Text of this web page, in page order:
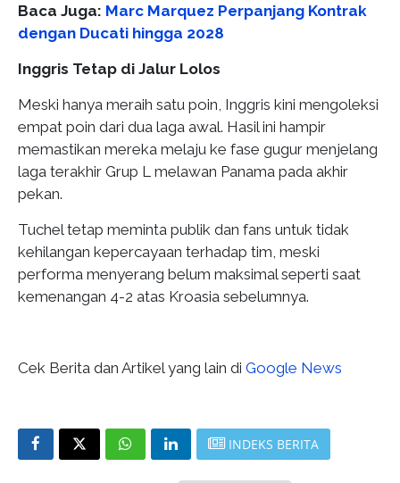
Baca Juga: Marc Marquez Perpanjang Kontrak
dengan Ducati hingga 2028
Inggris Tetap di Jalur Lolos
Meski hanya meraih satu poin, Inggris kini mengoleksi
empat poin dari dua laga awal. Hasil ini hampir
memastikan mereka melaju ke fase gugur menjelang
laga terakhir Grup L melawan Panama pada akhir
pekan.
Tuchel tetap meminta publik dan fans untuk tidak
kehilangan kepercayaan terhadap tim, meski
performa menyerang belum maksimal seperti saat
kemenangan 4-2 atas Kroasia sebelumnya.
Cek Berita dan Artikel yang lain di Google News
INDEKS BERITA